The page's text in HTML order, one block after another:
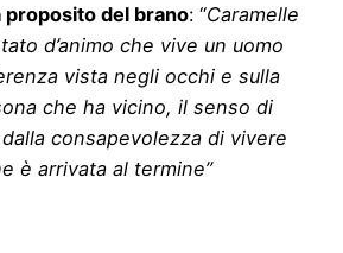
proposito del brano: “Caramelle
d’animo che vive un uomo
vista negli occhi e sulla
che ha vicino, il senso di
consapevolezza di vivere
è arrivata al termine”